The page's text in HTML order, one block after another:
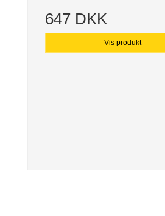
647 DKK
Vis produkt